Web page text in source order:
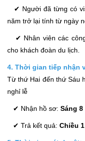
✔ Người đã từng có
năm trở lại tính từ ngày
✔ Nhân viên các
cho khách đoàn du lịch.
4. Thời gian tiếp nhận
Từ thứ Hai đến thứ Sáu
nghỉ lễ
✔ Nhận hồ sơ: Sáng
✔ Trả kết quả: Chiều